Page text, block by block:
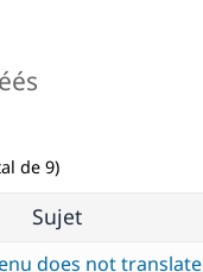
de 9)
Sujet
does not translate